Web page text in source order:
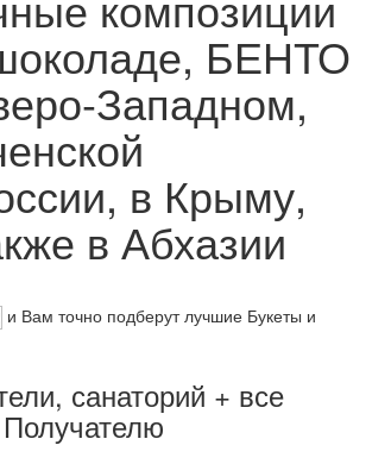
БЕНТО
Западном,
в Крыму,
в Абхазии
и Вам точно подберут лучшие Букеты и
санаторий + все